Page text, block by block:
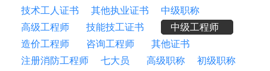
技术工人证书
其他执业证书
中级职称
高级工程师
技能技工证书
中级工程师
造价工程师
咨询工程师
其他证书
注册消防工程师
七大员 高级职称
初级职称